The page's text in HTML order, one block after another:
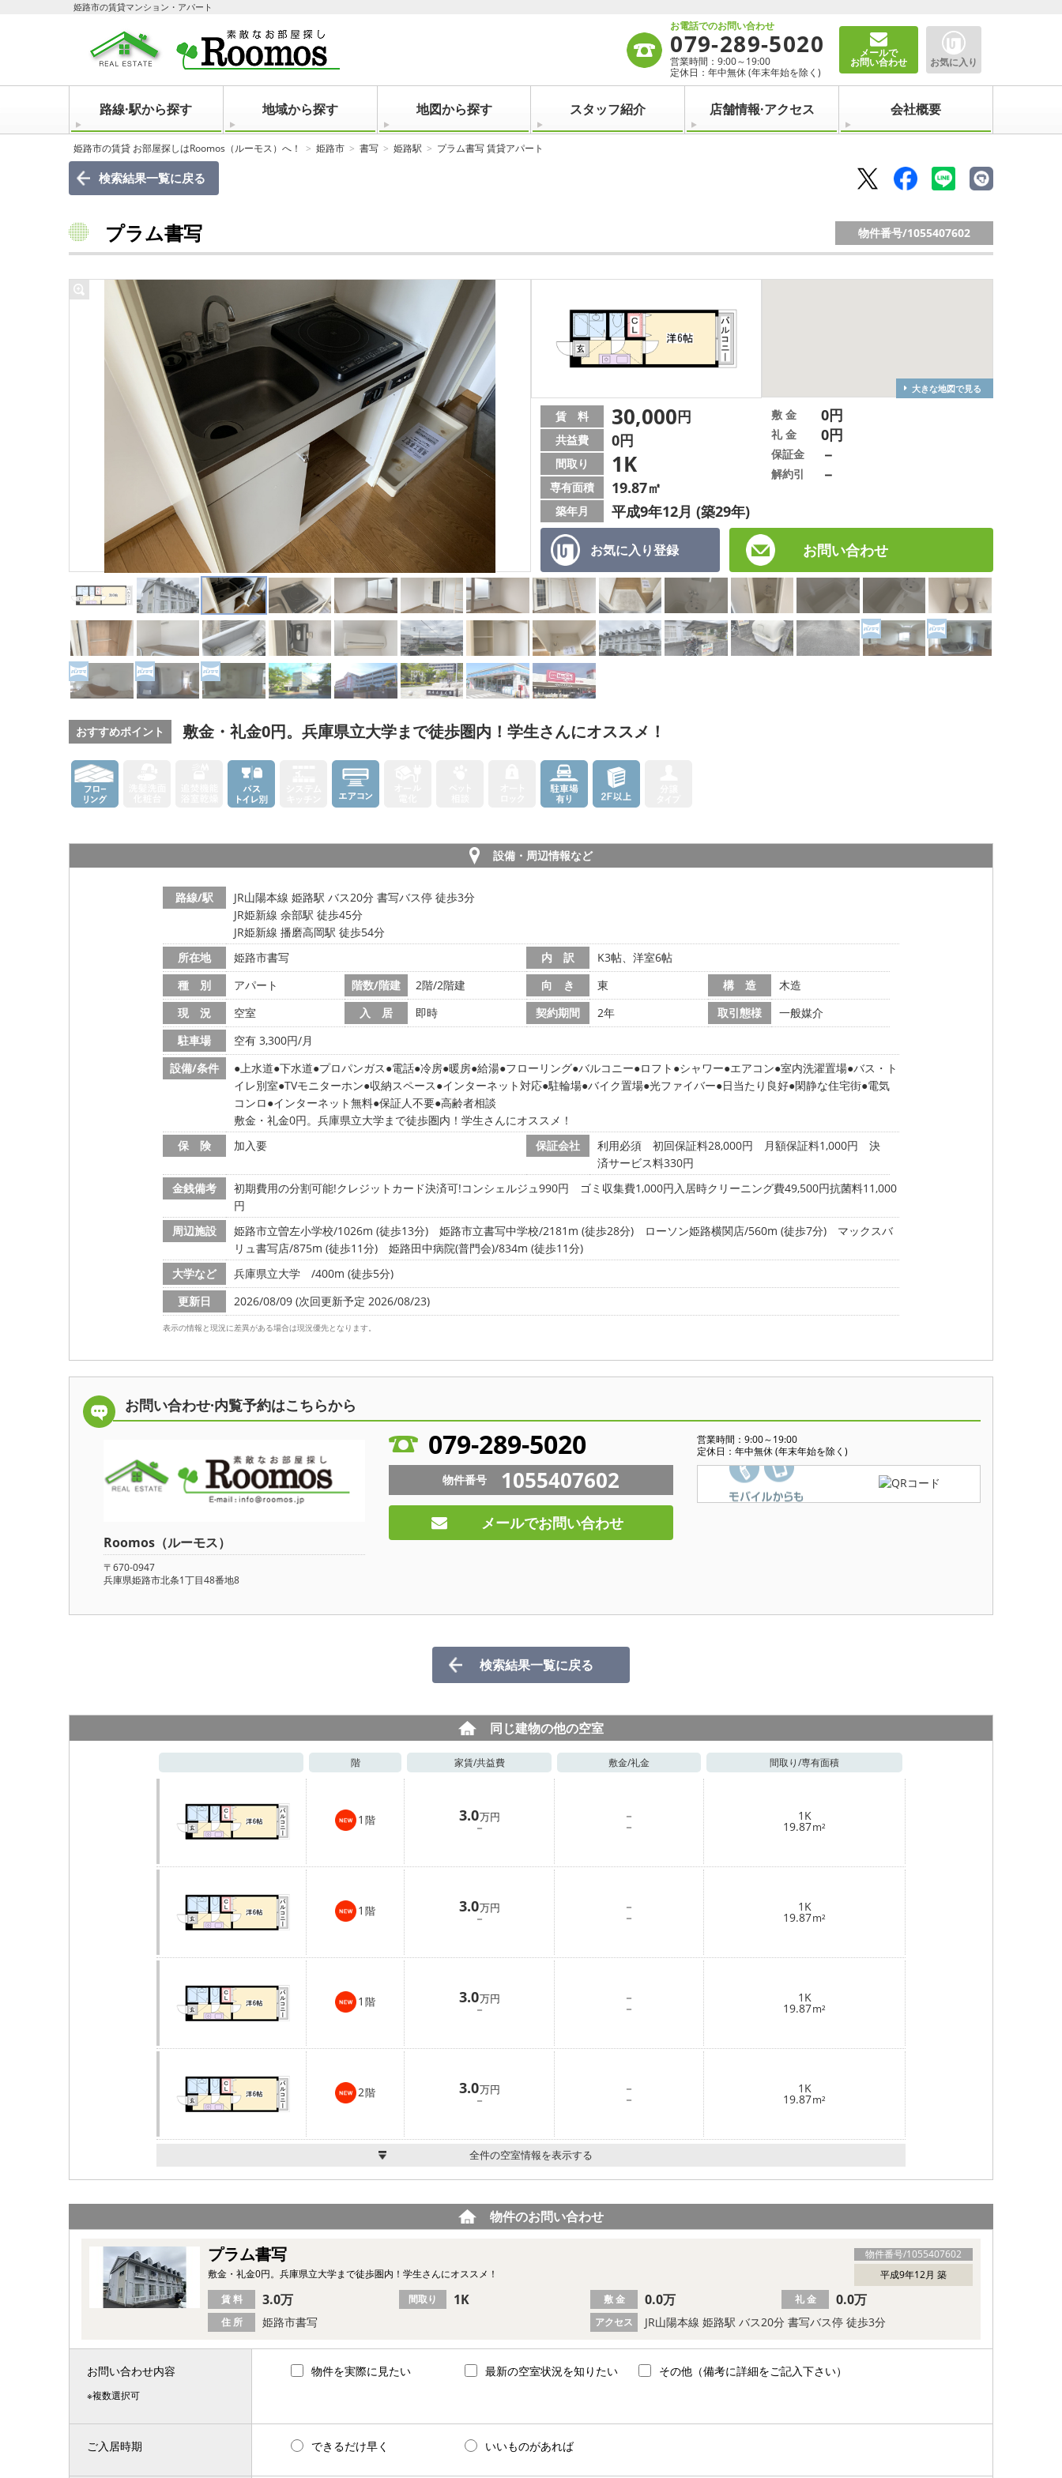
姫路市の賃貸マンション・アパート
お電話でのお問い合わせ
079-289-5020
営業時間：9:00～19:00
定休日：年中無休 (年末年始を除く)
メールで
お問い合わせ お気に入り
路線·駅から探す 地域から探す 地図から探す スタッフ紹介 店舗情報·アクセス 会社概要
姫路市の賃貸 お部屋探しはRoomos（ルーモス）へ！ 姫路市 書写 姫路駅 プラム書写 賃貸アパート
検索結果一覧に戻る
プラム書写 物件番号/1055407602
大きな地図で見る
お気に入り登録 お問い合わせ
賃 料 30,000円
共益費 0円
間取り 1K
専有面積 19.87㎡
築年月 平成9年12月 (築29年)
敷 金 0円
礼 金 0円
保証金 －
解約引 －
おすすめポイント 敷金・礼金0円。兵庫県立大学まで徒歩圏内！学生さんにオススメ！
設備・周辺情報など
路線/駅
JR山陽本線 姫路駅 バス20分 書写バス停 徒歩3分
JR姫新線 余部駅 徒歩45分
JR姫新線 播磨高岡駅 徒歩54分
所在地
姫路市書写 内 訳
K3帖、洋室6帖
種 別
アパート 階数/階建 2階/2階建 向 き 東 構 造
木造
現 況
空室 入 居 即時 契約期間 2年 取引態様
一般媒介
駐車場
空有 3,300円/月
設備/条件
上水道 下水道 プロパンガス 電話 冷房 暖房 給湯 フローリング バルコニー ロフト シャワー エアコン 室内洗濯置場 バス・ト
イレ別室 TVモニターホン 収納スペース インターネット対応 駐輪場 バイク置場 光ファイバー 日当たり良好 閑静な住宅街 電気
コンロ インターネット無料 保証人不要 高齢者相談
敷金・礼金0円。兵庫県立大学まで徒歩圏内！学生さんにオススメ！
保 険
加入要 保証会社
利用必須 初回保証料28,000円 月額保証料1,000円 決
済サービス料330円
金銭備考
初期費用の分割可能!クレジットカード決済可!コンシェルジュ990円 ゴミ収集費1,000円入居時クリーニング費49,500円抗菌料11,000
円
周辺施設
姫路市立曽左小学校/1026m (徒歩13分) 姫路市立書写中学校/2181m (徒歩28分) ローソン姫路横関店/560m (徒歩7分)
マックスバ
リュ書写店/875m (徒歩11分)
姫路田中病院(普門会)/834m (徒歩11分)
大学など
兵庫県立大学 /400m (徒歩5分)
更新日
2026/08/09 (次回更新予定 2026/08/23)
表示の情報と現況に差異がある場合は現況優先となります。
お問い合わせ·内覧予約はこちらから
Roomos（ルーモス）
〒670-0947
兵庫県姫路市北条1丁目48番地8
079-289-5020
営業時間：9:00～19:00
定休日：年中無休 (年末年始を除く)
物件番号 1055407602
メールでお問い合わせ
検索結果一覧に戻る
同じ建物の他の空室
階 家賃/共益費 敷金/礼金 間取り/専有面積
1 階 3.0万円
－
－
－
1K
19.87m²
1 階 3.0万円
－
－
－
1K
19.87m²
1 階 3.0万円
－
－
－
1K
19.87m²
2階 3.0万円
－
－
－
1K
19.87m²
全件の空室情報を表示する
物件のお問い合わせ
物件番号/1055407602
プラム書写
平成9年12月 築
敷金・礼金0円。兵庫県立大学まで徒歩圏内！学生さんにオススメ！
住 所 姫路市書写 アクセス JR山陽本線 姫路駅 バス20分 書写バス停 徒歩3分
賃 料 3.0万 間取り 1K 敷 金 0.0万 礼 金 0.0万
お問い合わせ内容
※複数選択可
物件を実際に見たい 最新の空室状況を知りたい その他（備考に詳細をご記入下さい）
ご入居時期 できるだけ早く いいものがあれば